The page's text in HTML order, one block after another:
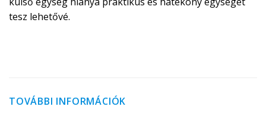
tesz lehetővé.
TOVÁBBI INFORMÁCIÓK